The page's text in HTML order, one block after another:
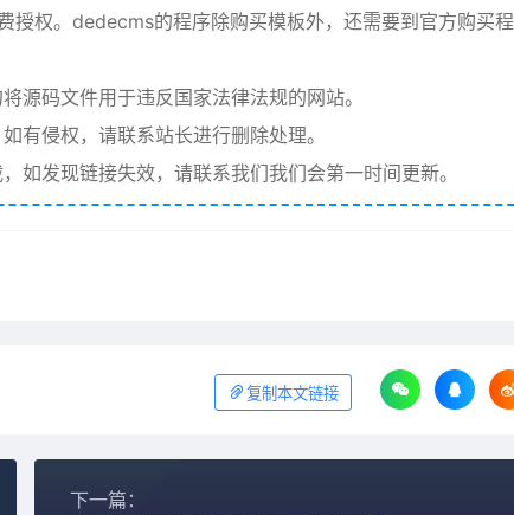
权。dedecms的程序除购买模板外，还需要到官方购买程
源码文件用于违反国家法律法规的网站。
有侵权，请联系站长进行删除处理。
如发现链接失效，请联系我们我们会第一时间更新。
复制本文链接
下一篇：